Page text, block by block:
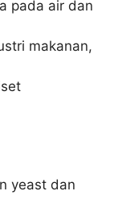
pada air dan
makanan,
yeast dan